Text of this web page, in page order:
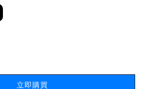
立即購買